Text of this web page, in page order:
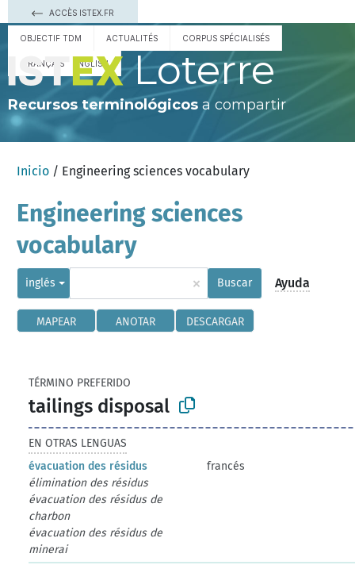
ACCÈS ISTEX.FR
OBJECTIF TDM ACTUALITÉS CORPUS SPÉCIALISÉS
FRANÇAIS ENGLISH Loterre
Recursos terminológicos a compartir
Inicio / Engineering sciences vocabulary
Engineering sciences
vocabulary
inglés × Buscar Ayuda
MAPEAR ANOTAR DESCARGAR
TÉRMINO PREFERIDO
tailings disposal
EN OTRAS LENGUAS
évacuation des résidus
francés
élimination des résidus
évacuation des résidus de
charbon
évacuation des résidus de
minerai